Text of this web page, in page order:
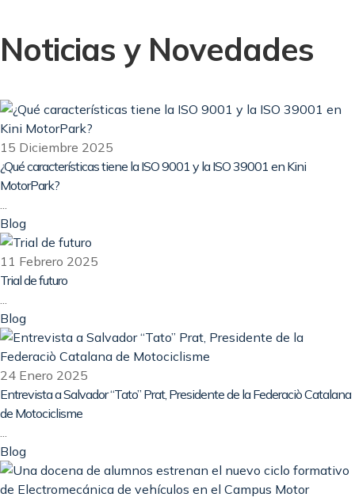
Noticias y Novedades
15 Diciembre 2025
¿Qué características tiene la ISO 9001 y la ISO 39001 en Kini
MotorPark?
...
Blog
11 Febrero 2025
Trial de futuro
...
Blog
24 Enero 2025
Entrevista a Salvador “Tato” Prat, Presidente de la Federaciò Catalana
de Motociclisme
...
Blog